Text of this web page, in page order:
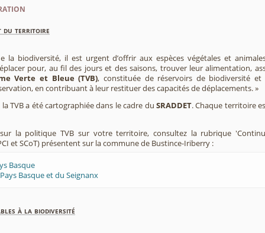
du territoire
la biodiversité, il est urgent d’offrir aux espèces végétales et
pour, au fil des jours et des saisons, trouver leur alimentation,
Verte et Bleue (TVB), constituée de réservoirs de biodiversité
en contribuant à leur restituer des capacités de déplacements. »
TVB a été cartographiée dans le cadre du SRADDET. Chaque territoire
la politique TVB sur votre territoire, consultez la rubrique
et SCoT) présentent sur la commune de Bustince-Iriberry :
Basque
Basque et du Seignanx
à la biodiversité